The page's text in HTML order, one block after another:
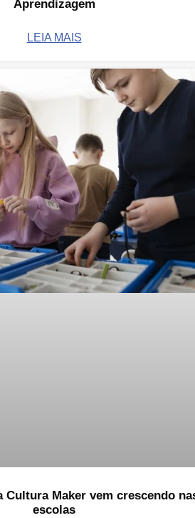
Aprendizagem
LEIA MAIS
Cultura Maker vem crescendo
escolas